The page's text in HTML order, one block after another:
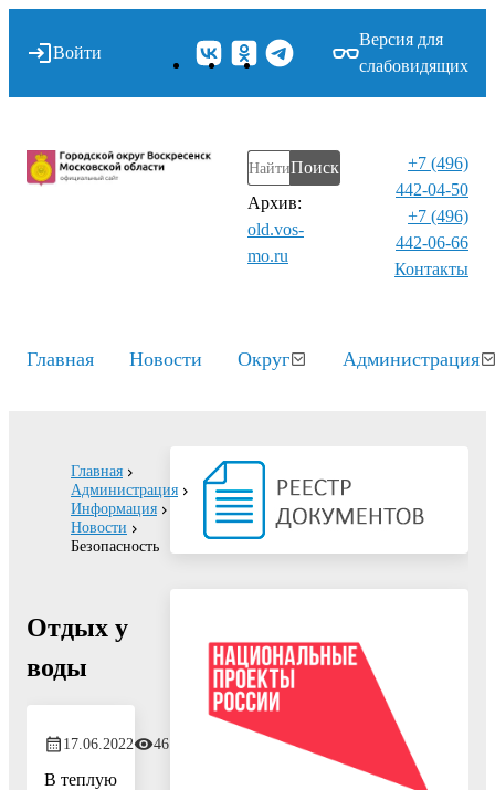
Войти
Версия для
слабовидящих
Поиск
Архив:
old.vos-
mo.ru
+7 (496)
442-04-50
+7 (496)
442-06-66
Контакты⁠
Главная Новости Округ Администрация
Главная
Администрация
Информация
Новости
Безопасность
Отдых у
воды
17.06.2022 461
В теплую